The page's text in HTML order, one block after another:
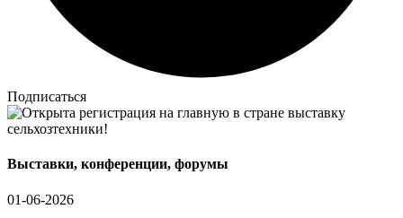
Подписаться
Выставки, конференции, форумы
01-06-2026